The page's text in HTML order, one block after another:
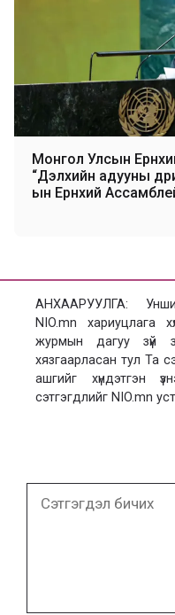
Монгол Улсын
“Дэлхийн адууны
ын Ерөнхий
АНХААРУУЛГА:
NIO.mn хариуцлага
журмын дагуу зүй
хязгаарласан тул Та
ашгийг хүндэтгэн
сэтгэгдлийг NIO.mn